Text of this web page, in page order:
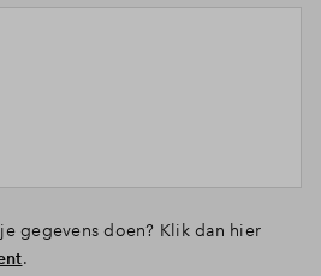
gegevens doen? Klik dan hier
.